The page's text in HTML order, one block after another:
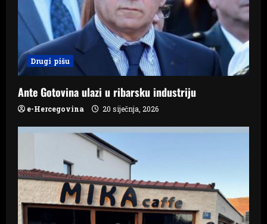
t
i
o
n
Drugi pišu
Ante Gotovina ulazi u ribarsku industriju
e-Hercegovina 20 siječnja, 2026